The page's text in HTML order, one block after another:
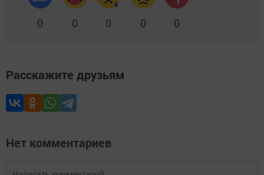
0 0 0 0 0
Расскажите друзьям
Нет комментариев